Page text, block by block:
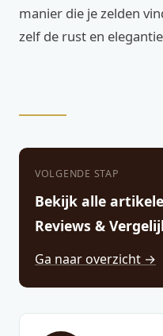
manier die je zelden
zelf de rust en
VOLGENDE STAP
Bekijk alle
Reviews &
Ga naar overzicht →